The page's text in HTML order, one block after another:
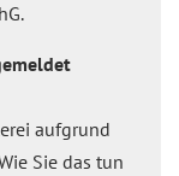
aufgrund
Sie das tun